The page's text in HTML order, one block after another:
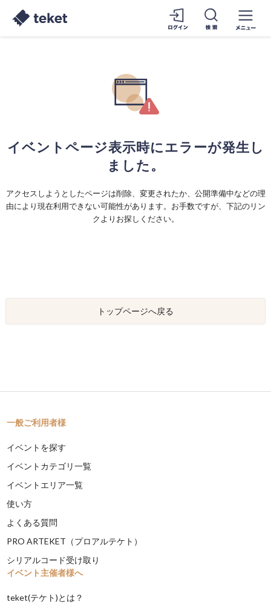
イベントページ表示時にエラーが発生し
ました。
アクセスしようとしたページは削除、変更されたか、公開準備中などの理
由により現在利用できない可能性があります。お手数ですが、下記のリン
クよりお探しください。
トップページへ戻る
一般ご利用者様
イベントを探す
イベントカテゴリ一覧
イベントエリア一覧
使い方
よくある質問
PRO ARTEKET（プロアルテケト）
シリアルコード受け取り
イベント主催者様へ
teket(テケト)とは？